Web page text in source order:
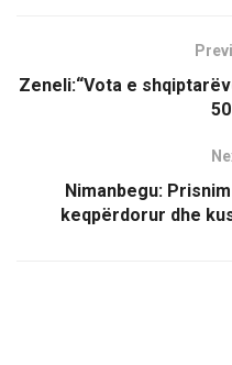
Zeneli:“Vota e
Nimanbegu:
keqpërdorur dhe